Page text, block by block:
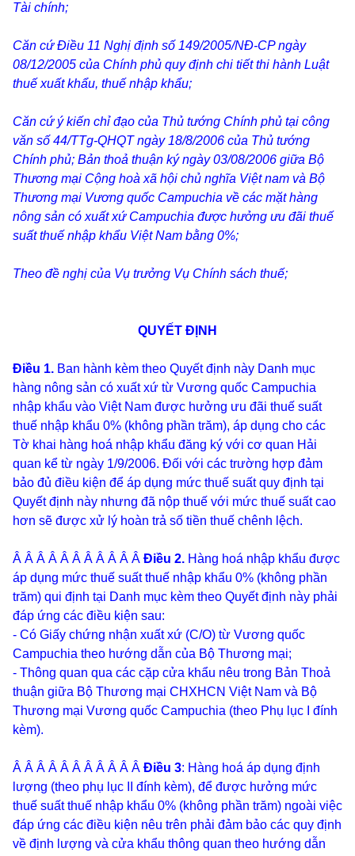
Tài chính;
Căn cứ Điều 11 Nghị định số 149/2005/NĐ-CP ngày
08/12/2005 của Chính phủ quy định chi tiết thi hành Luật
thuế xuất khẩu, thuế nhập khẩu;
Căn cứ ý kiến chỉ đạo của Thủ tướng Chính phủ tại công
văn số 44/TTg-QHQT ngày 18/8/2006 của Thủ tướng
Chính phủ; Bản thoả thuận ký ngày 03/08/2006 giữa Bộ
Thương mại Cộng hoà xã hội chủ nghĩa Việt nam và Bộ
Thương mại Vương quốc Campuchia về các mặt hàng
nông sản có xuất xứ Campuchia được hưởng ưu đãi thuế
suất thuế nhập khẩu Việt Nam bằng 0%;
Theo đề nghị của Vụ trưởng Vụ Chính sách thuế;
QUYẾT ĐỊNH
Điều 1. Ban hành kèm theo Quyết định này Danh mục
hàng nông sản có xuất xứ từ Vương quốc Campuchia
nhập khẩu vào Việt Nam được hưởng ưu đãi thuế suất
thuế nhập khẩu 0% (không phần trăm), áp dụng cho các
Tờ khai hàng hoá nhập khẩu đăng ký với cơ quan Hải
quan kể từ ngày 1/9/2006. Đối với các trường hợp đảm
bảo đủ điều kiện để áp dụng mức thuế suất quy định tại
Quyết định này nhưng đã nộp thuế với mức thuế suất cao
hơn sẽ được xử lý hoàn trả số tiền thuế chênh lệch.
Â Â Â Â Â Â Â Â Â Â Â Điều 2. Hàng hoá nhập khẩu được
áp dụng mức thuế suất thuế nhập khẩu 0% (không phần
trăm) qui định tại Danh mục kèm theo Quyết định này phải
đáp ứng các điều kiện sau:
- Có Giấy chứng nhận xuất xứ (C/O) từ Vương quốc
Campuchia theo hướng dẫn của Bộ Thương mại;
- Thông quan qua các cặp cửa khẩu nêu trong Bản Thoả
thuận giữa Bộ Thương mại CHXHCN Việt Nam và Bộ
Thương mại Vương quốc Campuchia (theo Phụ lục I đính
kèm).
Â Â Â Â Â Â Â Â Â Â Â Điều 3: Hàng hoá áp dụng định
lượng (theo phụ lục II đính kèm), để được hưởng mức
thuế suất thuế nhập khẩu 0% (không phần trăm) ngoài việc
đáp ứng các điều kiện nêu trên phải đảm bảo các quy định
về định lượng và cửa khẩu thông quan theo hướng dẫn